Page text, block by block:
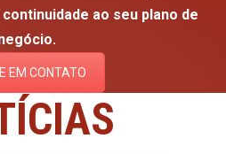
ao seu plano de
EM CONTATO